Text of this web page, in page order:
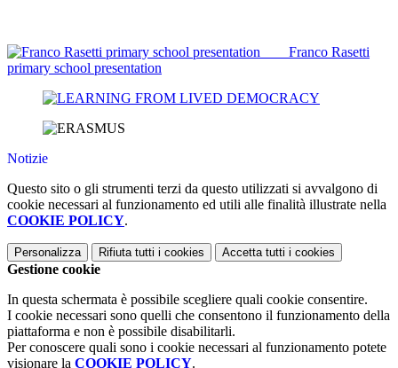
Franco Rasetti
primary school presentation
Notizie
Questo sito o gli strumenti terzi da questo utilizzati si avvalgono di
cookie necessari al funzionamento ed utili alle finalità illustrate nella
COOKIE POLICY.
Personalizza Rifiuta tutti i cookies Accetta tutti i cookies
Gestione cookie
In questa schermata è possibile scegliere quali cookie consentire.
I cookie necessari sono quelli che consentono il funzionamento della
piattaforma e non è possibile disabilitarli.
Per conoscere quali sono i cookie necessari al funzionamento potete
visionare la COOKIE POLICY.